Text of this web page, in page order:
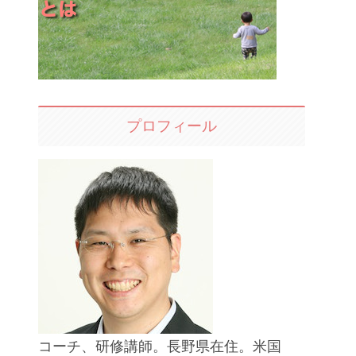
プロフィール
コーチ、研修講師。長野県在住。米国